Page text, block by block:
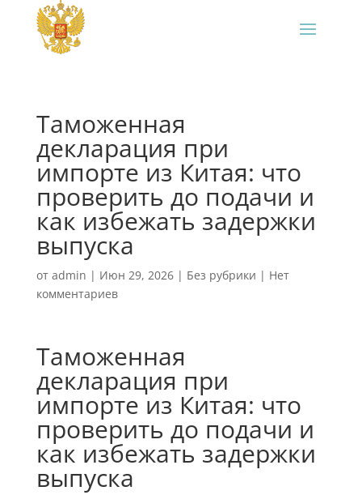
Таможенная
декларация при
импорте из Китая: что
проверить до подачи и
как избежать задержки
выпуска
от admin | Июн 29, 2026| Без рубрики | Нет
комментариев
Таможенная
декларация при
импорте из Китая: что
проверить до подачи и
как избежать задержки
выпуска